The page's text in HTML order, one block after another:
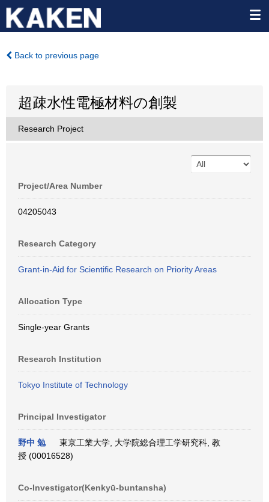
Back to previous page
超疎水性電極材料の創製
Research Project
Project/Area Number
04205043
Research Category
Grant-in-Aid for Scientific Research on Priority Areas
Allocation Type
Single-year Grants
Research Institution
Tokyo Institute of Technology
Principal Investigator
野中 勉
東京工業大学, 大学院総合理工学研究科, 教
授 (00016528)
Co-Investigator(Kenkyū-buntansha)